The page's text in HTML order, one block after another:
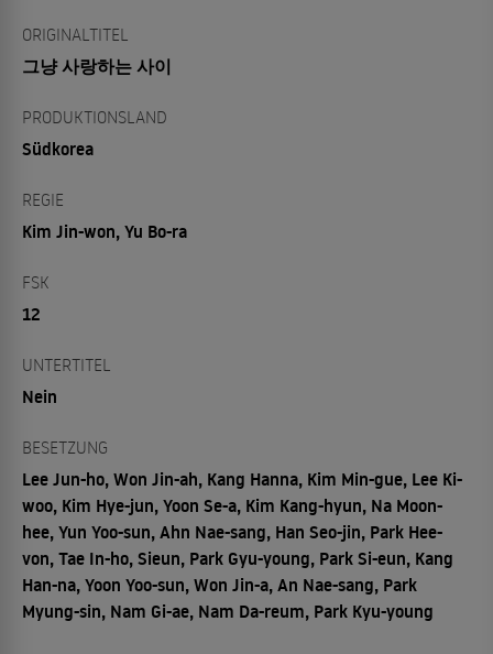
ORIGINALTITEL
그냥 사랑하는 사이
PRODUKTIONSLAND
Südkorea
REGIE
Kim Jin-won, Yu Bo-ra
FSK
12
UNTERTITEL
Nein
BESETZUNG
Lee Jun-ho, Won Jin-ah, Kang Hanna, Kim Min-gue, Lee Ki-
woo, Kim Hye-jun, Yoon Se-a, Kim Kang-hyun, Na Moon-
hee, Yun Yoo-sun, Ahn Nae-sang, Han Seo-jin, Park Hee-
von, Tae In-ho, Sieun, Park Gyu-young, Park Si-eun, Kang
Han-na, Yoon Yoo-sun, Won Jin-a, An Nae-sang, Park
Myung-sin, Nam Gi-ae, Nam Da-reum, Park Kyu-young